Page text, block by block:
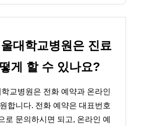
대학교병원은 진료
게 할 수 있나요?
교병원은 전화 예약과 온라인
합니다. 전화 예약은 대표번호
로 문의하시면 되고, 온라인 예